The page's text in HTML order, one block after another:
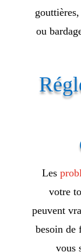
ou
Les
votre
peuvent
besoin de
vous